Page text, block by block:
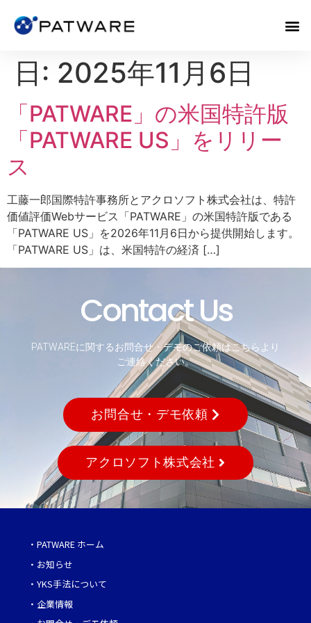
日: 2025年11月6日
「PATWARE」の米国特許版
「PATWARE US」をリリー
ス
工藤一郎国際特許事務所とアクロソフト株式会社は、特許
価値評価Webサービス「PATWARE」の米国特許版である
「PATWARE US」を2026年11月6日から提供開始します。
「PATWARE US」は、米国特許の経済 […]
Contact Us
PATWAREに関するお問合せ・デモのご依頼はこちらより
ご連絡ください。
お問合せ・デモ依頼
アクロソフト株式会社
・ PATWARE ホーム
・ お知らせ
・ YKS手法について
・ 企業情報